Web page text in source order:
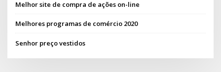
Melhor site de compra de ações on-line
Melhores programas de comércio 2020
Senhor preço vestidos